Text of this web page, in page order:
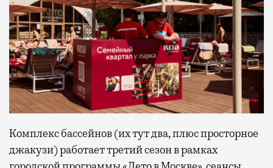
Комплекс бассейнов (их тут два, плюс просторное
джакузи) работает третий сезон в рамках